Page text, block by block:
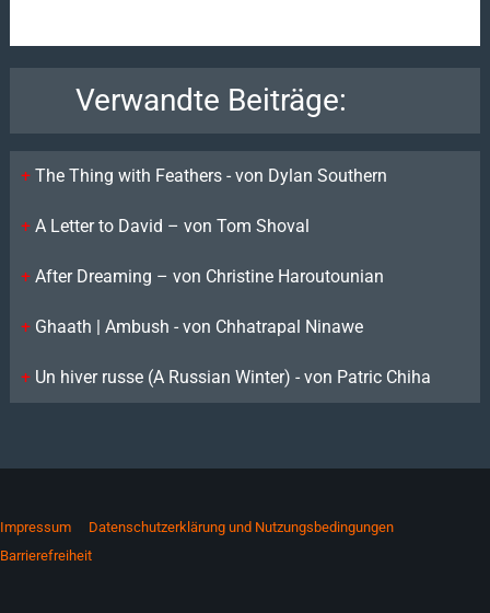
Verwandte Beiträge:
The Thing with Feathers - von Dylan Southern
A Letter to David – von Tom Shoval
After Dreaming – von Christine Haroutounian
Ghaath | Ambush - von Chhatrapal Ninawe
Un hiver russe (A Russian Winter) - von Patric Chiha
Impressum
Datenschutzerklärung und Nutzungsbedingungen
Barrierefreiheit